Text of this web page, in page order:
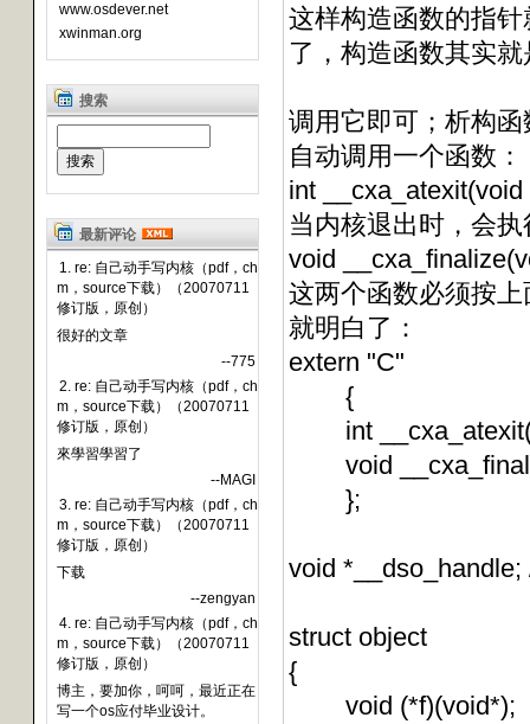
www.osdever.net
xwinman.org
搜索
最新评论
1. re: 自己动手写内核（pdf，ch
m，source下载）（20070711
修订版，原创）
很好的文章
--775
2. re: 自己动手写内核（pdf，ch
m，source下载）（20070711
修订版，原创）
來學習學習了
--MAGI
3. re: 自己动手写内核（pdf，ch
m，source下载）（20070711
修订版，原创）
下载
--zengyan
4. re: 自己动手写内核（pdf，ch
m，source下载）（20070711
修订版，原创）
博主，要加你，呵呵，最近正在
写一个os应付毕业设计。
这样构造函数的指
了，构造函数其实
调用它即可；析构
自动调用一个函数：
int
当内核退出时，会
void
这两个函数必须按
就明白了：
extern "C"
{
int
void
};
void
struct object
{
void (*f)(void*);